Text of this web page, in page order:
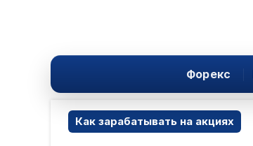
Форекс
Как зарабатывать на акциях